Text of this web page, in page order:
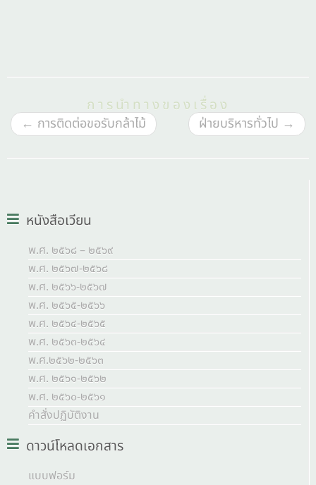
การนำทางของเรื่อง
← การติดต่อขอรับกล้าไม้ ฝ่ายบริหารทั่วไป →
หนังสือเวียน
พ.ศ. ๒๕๖๘ – ๒๕๖๙
พ.ศ. ๒๕๖๗-๒๕๖๘
พ.ศ. ๒๕๖๖-๒๕๖๗
พ.ศ. ๒๕๖๕-๒๕๖๖
พ.ศ. ๒๕๖๔-๒๕๖๕
พ.ศ. ๒๕๖๓-๒๕๖๔
พ.ศ.๒๕๖๒-๒๕๖๓
พ.ศ. ๒๕๖๑-๒๕๖๒
พ.ศ. ๒๕๖๐-๒๕๖๑
คำสั่งปฏิบัติงาน
ดาวน์โหลดเอกสาร
แบบฟอร์ม